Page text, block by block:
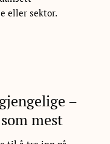
eller sektor.
–
mest